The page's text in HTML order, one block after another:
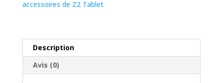
Tablet
accessoires de Z2 Tablet
Description
Avis (0)